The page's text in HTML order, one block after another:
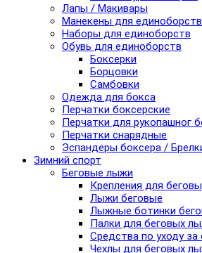
Лапы / Макивары
Манекены для единоборств
Наборы для единоборств
Обувь для единоборств
Боксерки
Борцовки
Самбовки
Одежда для бокса
Перчатки боксерские
Перчатки для рукопашног
Перчатки снарядные
Эспандеры боксера /
Зимний спорт
Беговые лыжи
Крепления для
Лыжи беговые
Лыжные ботинки
Палки для беговых
Средства по уходу за
Чехлы для беговых